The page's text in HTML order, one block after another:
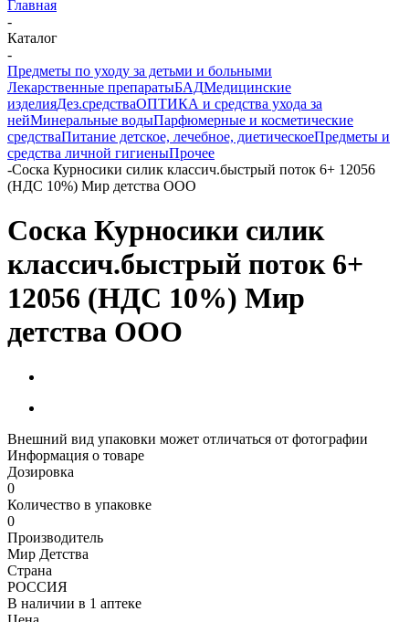
Главная
-
Каталог
-
Предметы по уходу за детьми и больными
Лекарственные препаратыБАДМедицинские
изделияДез.средстваОПТИКА и средства ухода за
нейМинеральные водыПарфюмерные и косметические
средстваПитание детское, лечебное, диетическоеПредметы и
средства личной гигиеныПрочее
-Соска Курносики силик классич.быстрый поток 6+ 12056
(НДС 10%) Мир детства ООО
Соска Курносики силик
классич.быстрый поток 6+
12056 (НДС 10%) Мир
детства ООО
Внешний вид упаковки может отличаться от фотографии
Информация о товаре
Дозировка
0
Количество в упаковке
0
Производитель
Мир Детства
Страна
РОССИЯ
В наличии в 1 аптеке